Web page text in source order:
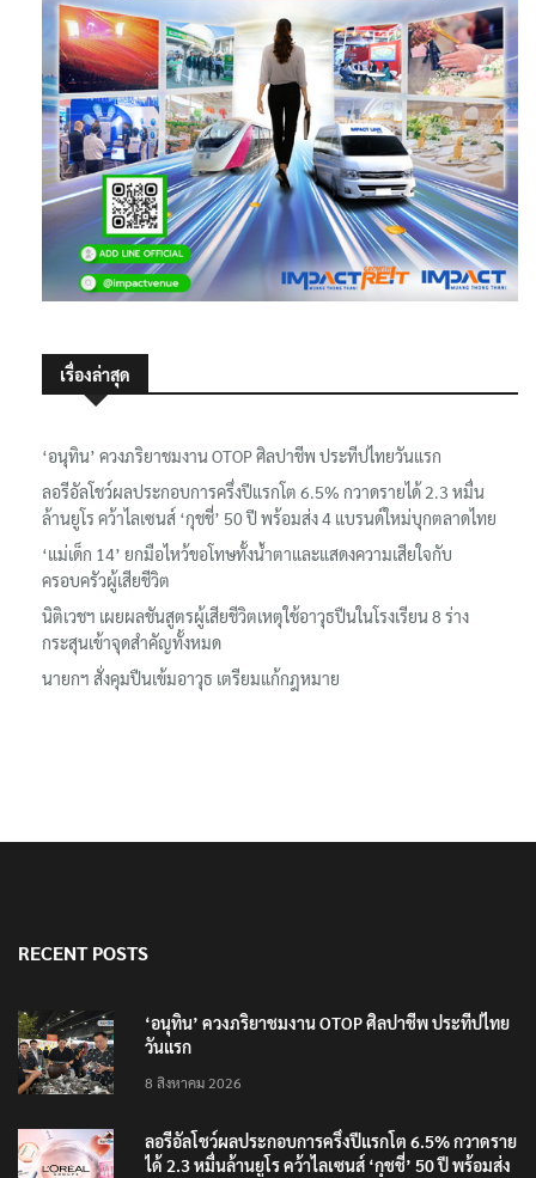
เรื่องล่าสุด
‘อนุทิน’ ควงภริยาชมงาน OTOP ศิลปาชีพ ประทีปไทยวันแรก
ลอรีอัลโชว์ผลประกอบการครึ่งปีแรกโต 6.5% กวาดรายได้ 2.3 หมื่น
ล้านยูโร คว้าไลเซนส์ ‘กุชชี่’ 50 ปี พร้อมส่ง 4 แบรนด์ใหม่บุกตลาดไทย
‘แม่เด็ก 14’ ยกมือไหว้ขอโทษทั้งน้ำตาและแสดงความเสียใจกับ
ครอบครัวผู้เสียชีวิต
นิติเวชฯ เผยผลชันสูตรผู้เสียชีวิตเหตุใช้อาวุธปืนในโรงเรียน 8 ร่าง
กระสุนเข้าจุดสำคัญทั้งหมด
นายกฯ สั่งคุมปืนเข้มอาวุธ เตรียมแก้กฎหมาย
RECENT POSTS
‘อนุทิน’ ควงภริยาชมงาน OTOP ศิลปาชีพ ประทีปไทย
วันแรก
8 สิงหาคม 2026
ลอรีอัลโชว์ผลประกอบการครึ่งปีแรกโต 6.5% กวาดราย
ได้ 2.3 หมื่นล้านยูโร คว้าไลเซนส์ ‘กุชชี่’ 50 ปี พร้อมส่ง